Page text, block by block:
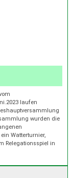
laufen
wurden die
Watterturnier,
Relegationsspiel in